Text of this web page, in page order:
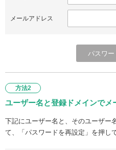
メールアドレス
方法2
ユーザー名と登録ドメインでメ
下記にユーザー名と、そのユーザー
て、「パスワードを再設定」を押し